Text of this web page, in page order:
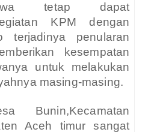
tetap dapat
KPM dengan
terjadinya penularan
kesempatan
untuk melakukan
masing-masing.
Bunin,Kecamatan
Aceh timur sangat